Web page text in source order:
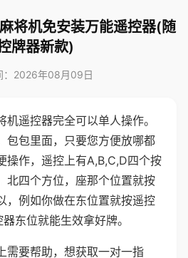
将机免安装万能遥控器(随
牌器新款)
：2026年08月09日
机遥控器完全可以单人操作。
包包里面，只要您方便放哪都
操作，遥控上有A,B,C,D四个按
北四个方位，座那个位置就按
，例如你做在东位置就按遥控
东位就能生效拿好牌。
需要帮助，想获取一对一指